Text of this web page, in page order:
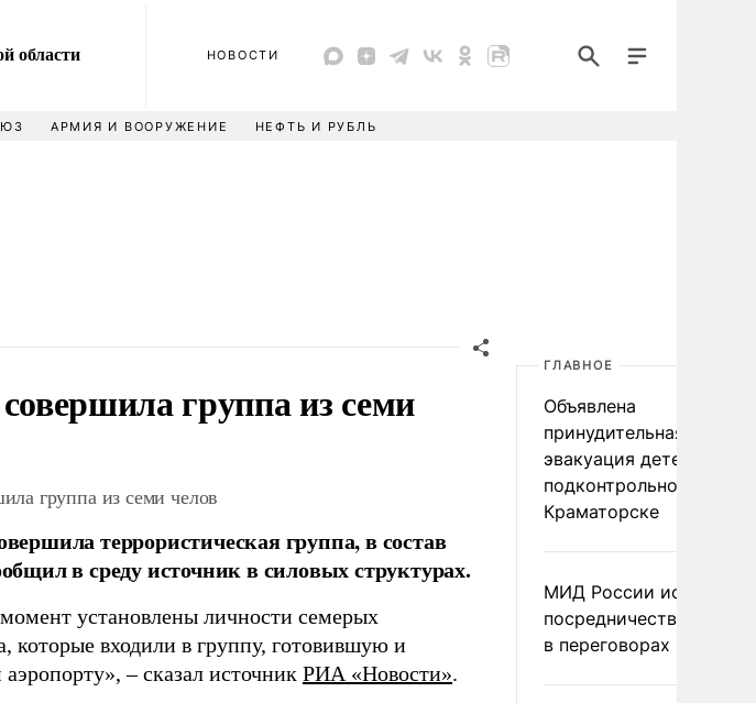
области
НОВОСТИ
АРМИЯ И ВООРУЖЕНИЕ НЕФТЬ И РУБЛЬ
группа из семи
группа из семи челов
террористическая группа, в состав
в среду источник в силовых структурах.
установлены личности семерых
которые входили в группу, готовившую и
аэропорту»,–сказал источник РИА «Новости».
ГЛАВНОЕ
Объявлена
принудительная
эвакуация детей в
подконтрольном Киеву
Краматорске
МИД России исключил
посредничество
в переговорах по